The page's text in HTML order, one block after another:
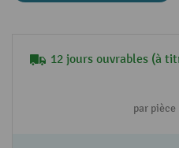
12 jours ouvrables (à
par pièce